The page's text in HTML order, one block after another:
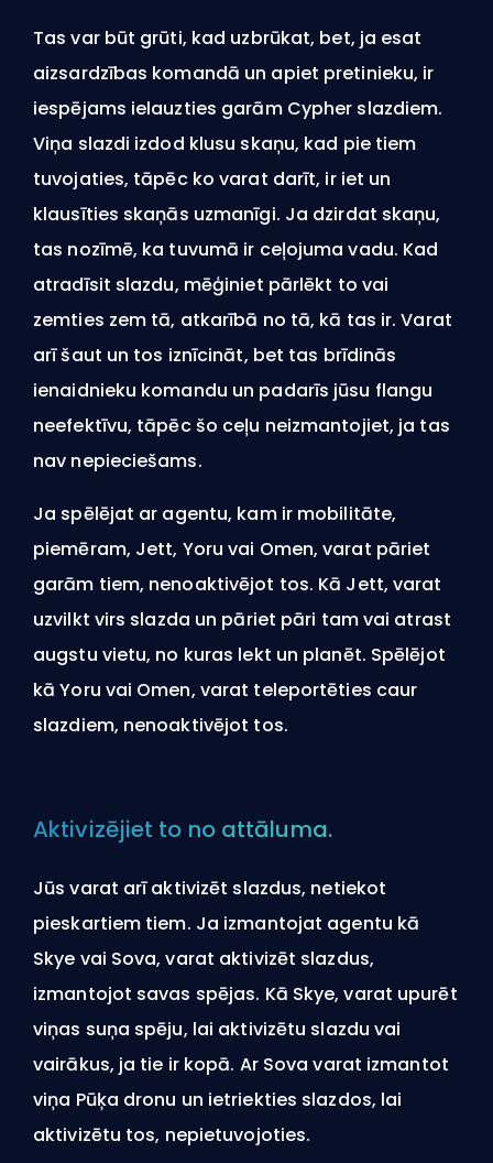
Tas var būt grūti, kad uzbrūkat, bet, ja esat
aizsardzības komandā un apiet pretinieku, ir
iespējams ielauzties garām Cypher slazdiem.
Viņa slazdi izdod klusu skaņu, kad pie tiem
tuvojaties, tāpēc ko varat darīt, ir iet un
klausīties skaņās uzmanīgi. Ja dzirdat skaņu,
tas nozīmē, ka tuvumā ir ceļojuma vadu. Kad
atradīsit slazdu, mēģiniet pārlēkt to vai
zemties zem tā, atkarībā no tā, kā tas ir. Varat
arī šaut un tos iznīcināt, bet tas brīdinās
ienaidnieku komandu un padarīs jūsu flangu
neefektīvu, tāpēc šo ceļu neizmantojiet, ja tas
nav nepieciešams.
Ja spēlējat ar agentu, kam ir mobilitāte,
piemēram, Jett, Yoru vai Omen, varat pāriet
garām tiem, nenoaktivējot tos. Kā Jett, varat
uzvilkt virs slazda un pāriet pāri tam vai atrast
augstu vietu, no kuras lekt un planēt. Spēlējot
kā Yoru vai Omen, varat teleportēties caur
slazdiem, nenoaktivējot tos.
Aktivizējiet to no attāluma.
Jūs varat arī aktivizēt slazdus, netiekot
pieskartiem tiem. Ja izmantojat agentu kā
Skye vai Sova, varat aktivizēt slazdus,
izmantojot savas spējas. Kā Skye, varat upurēt
viņas suņa spēju, lai aktivizētu slazdu vai
vairākus, ja tie ir kopā. Ar Sova varat izmantot
viņa Pūķa dronu un ietriekties slazdos, lai
aktivizētu tos, nepietuvojoties.